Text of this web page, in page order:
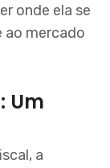
onde ela se
ao mercado
Um
a